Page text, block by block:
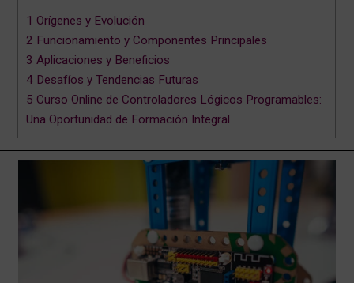
CONTACTO
AULA
VIRTUAL
AYUDA
CONTACTO
info@ilabora.com
1 Orígenes y Evolución
2 Funcionamiento y Componentes Principales
3 Aplicaciones y Beneficios
4 Desafíos y Tendencias Futuras
5 Curso Online de Controladores Lógicos Programables:
Una Oportunidad de Formación Integral